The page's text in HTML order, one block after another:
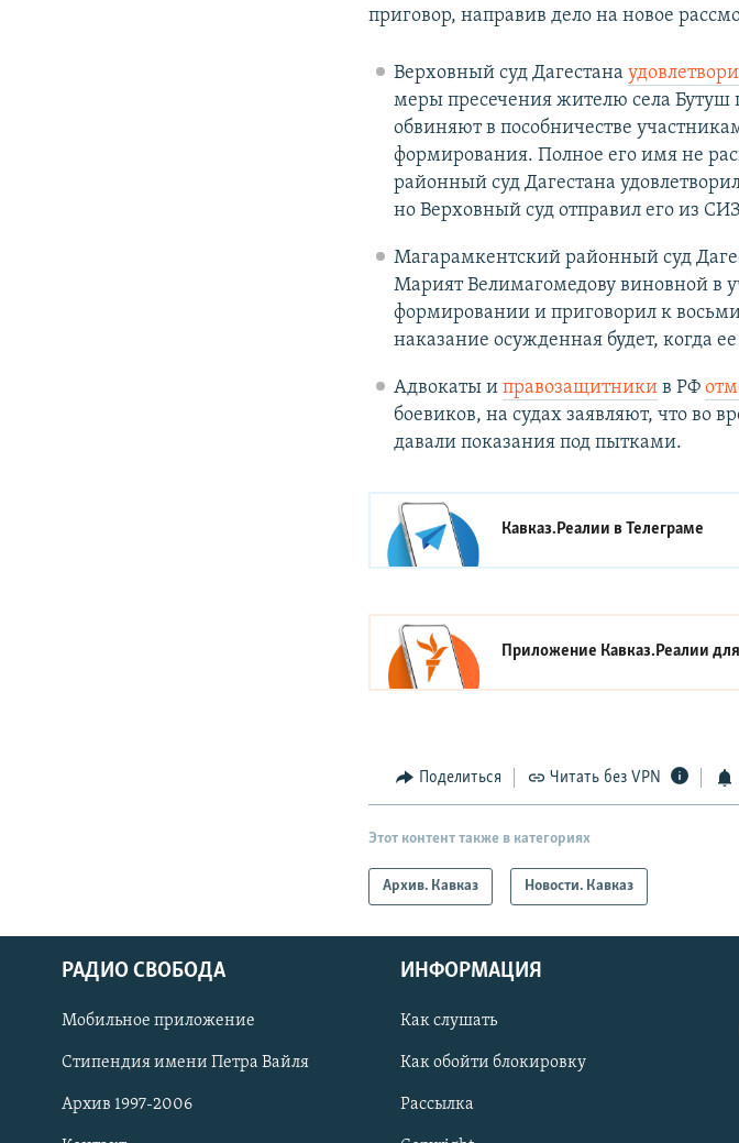
СОЦИАЛЬНЫЕ СЕТИ
приговор, направив дело на новое
Верховный суд Дагестана
меры пресечения жителю села Бутуш
обвиняют в пособничестве
формирования. Полное его имя не
районный суд Дагестана
но Верховный суд отправил его из
Магарамкентский районный суд
Марият Велимагомедову виновной в
формировании и приговорил к
наказание осужденная будет, когда
Адвокаты и правозащитникив РФ
боевиков, на судах заявляют, что во
давали показания под пытками.
Кавказ.Реалии вТелеграме
Приложение Кавказ.Реалии
Поделиться Читать без VPN
Этот контент также в категориях
Архив. Кавказ Новости. Кавказ
РАДИО СВОБОДА
Мобильное приложение
Стипендия имени Петра Вайля
Архив 1997-2006
ИНФОРМАЦИЯ
Как слушать
Как обойти блокировку
Рассылка